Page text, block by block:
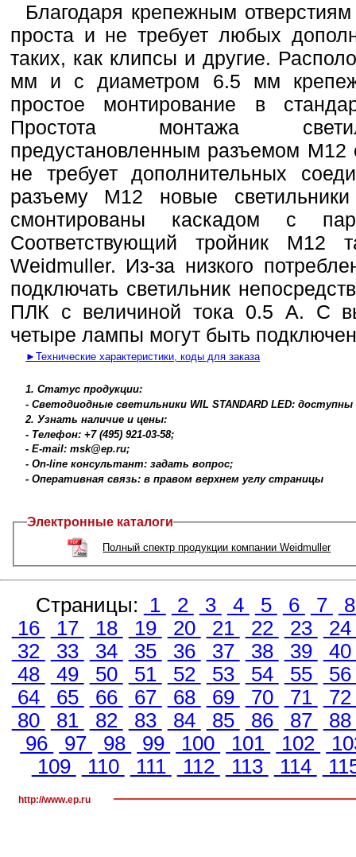
Благодаря крепежным
проста и не требует любых
таких, как клипсы и другие.
мм и с диаметром 6.5 мм
простое монтирование в
Простота монтажа
предустановленным разъемом
не требует дополнительных
разъему M12 новые
смонтированы каскадом с
Соответствующий тройник M12
Weidmuller. Из-за низкого
подключать светильник
ПЛК с величиной тока 0.5 A. С
четыре лампы могут быть
►Технические характеристики, коды для заказа
1. Статус продукции:
- Светодиодные светильники WIL STANDARD LED:
2. Узнать наличие и цены:
- Телефон: +7 (495) 921-03-58;
- E-mail: msk@ep.ru;
- On-line консультант: задать вопрос;
- Оперативная связь: в правом верхнем углу страницы
Электронные каталоги
Полный спектр продукции компании Weidmuller
Страницы: 1 2 3 4 5 6 7
16
17 18 19 20 21 22 23
24
32
33 34 35 36 37 38 39
40
48
49 50 51 52 53 54 55
56
64
65 66 67 68 69 70 71
72
80
81 82 83 84 85 86 87
88
96
97 98 99 100 101 102
109
110 111 112 113 114
http://www.ep.ru